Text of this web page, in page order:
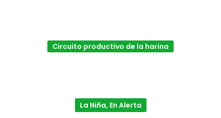
Circuito productivo de la harina
La Niña, En Alerta